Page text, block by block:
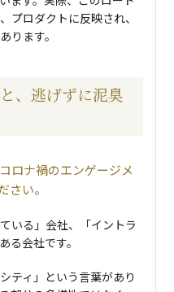
プロダクトに反映され、
ります。
、逃げずに泥臭
ロナ禍のエンゲージメ
さい。
いる」会社、「イントラ
る会社です。
ティ」という言葉があり